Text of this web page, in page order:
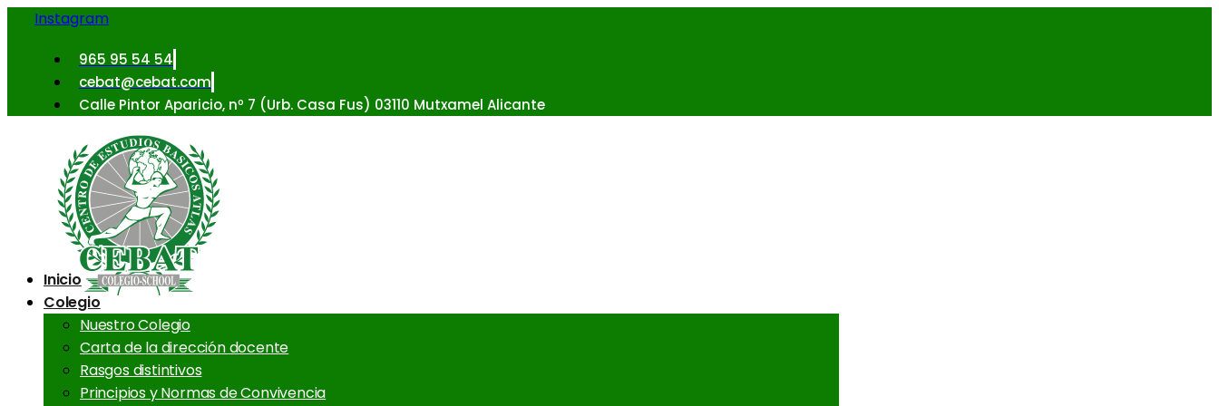
Instagram
965 95 54 54
cebat@cebat.com
Calle Pintor Aparicio, nº 7 (Urb. Casa Fus) 03110 Mutxamel Alicante
Inicio
Colegio
Nuestro Colegio
Carta de la dirección docente
Rasgos distintivos
Principios y Normas de Convivencia